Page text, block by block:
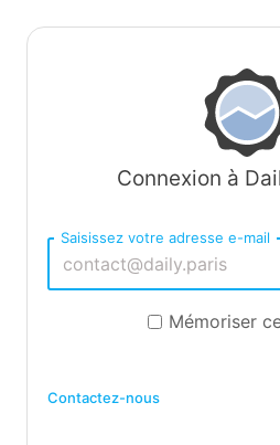
Connexion à
Saisissez votre adresse e-mail
Mémoriser
Contactez-nous